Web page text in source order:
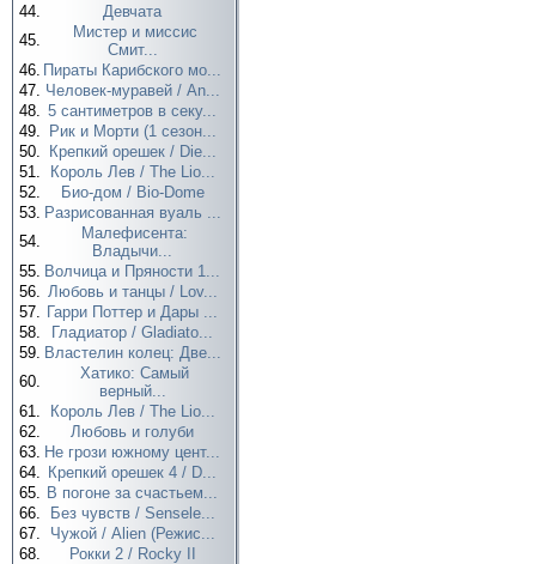
44.
Девчата
45.
Мистер и миссис
Смит...
46. Пираты Карибского мо...
47. Человек-муравей / An...
48. 5 сантиметров в секу...
49.
Рик и Морти (1 сезон...
50.
Крепкий орешек / Die...
51.
Король Лев / The Lio...
52.
Био-дом / Bio-Dome
53. Разрисованная вуаль ...
54.
Малефисента:
Владычи...
55. Волчица и Пряности 1...
56. Любовь и танцы / Lov...
57. Гарри Поттер и Дары ...
58.
Гладиатор / Gladiato...
59. Властелин колец: Две...
60.
Хатико: Самый
верный...
61.
Король Лев / The Lio...
62.
Любовь и голуби
63. Не грози южному цент...
64. Крепкий орешек 4 / D...
65. В погоне за счастьем...
66.
Без чувств / Sensele...
67.
Чужой / Alien (Режис...
68.
Рокки 2 / Rocky II